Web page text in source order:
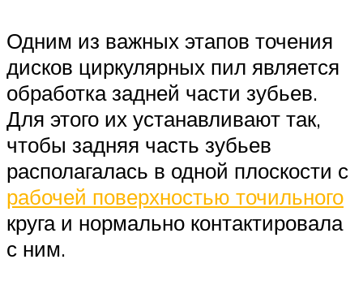
Одним из важных этапов точения
дисков циркулярных пил является
обработка задней части зубьев.
Для этого их устанавливают так,
чтобы задняя часть зубьев
располагалась в одной плоскости с
рабочей поверхностью точильного
круга и нормально контактировала
с ним.